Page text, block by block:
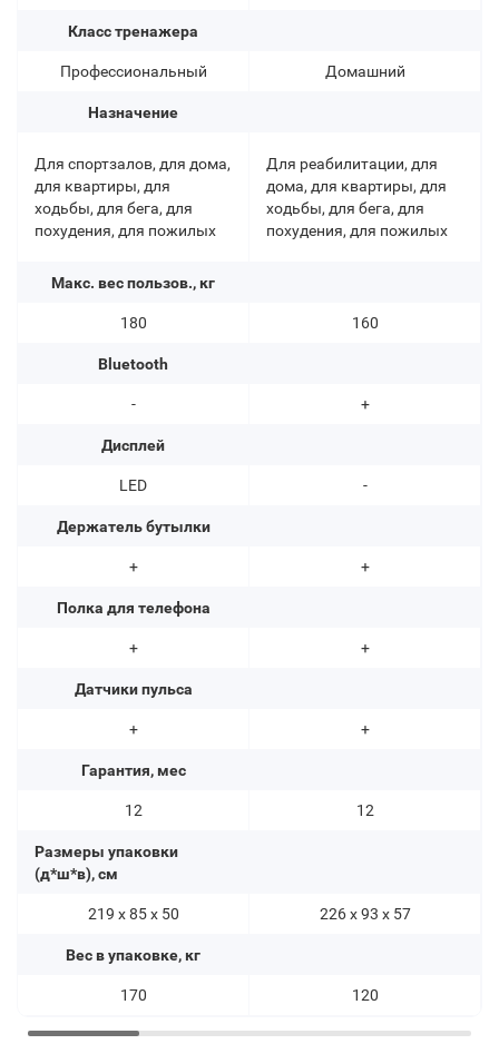
Класс тренажера
Профессиональный
Назначение
Для спортзалов, для дома,
для квартиры, для
ходьбы, для бега, для
похудения, для пожилых
Макс. вес пользов., кг
180
Bluetooth
-
Дисплей
LED
Держатель бутылки
+
Полка для телефона
+
Датчики пульса
+
Гарантия, мес
12
Размеры упаковки
(д*ш*в), см
219 x 85 x 50
Вес в упаковке, кг
170
Домашний
Для реабилитации, для
дома, для квартиры, для
ходьбы, для бега, для
похудения, для пожилых
160
+
-
+
+
+
12
226 x 93 x 57
120